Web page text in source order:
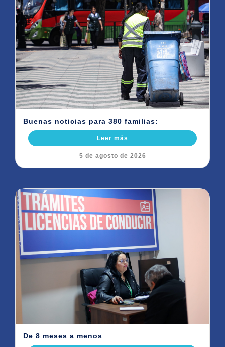
Buenas noticias para 380 familias:
Leer más
5 de agosto de 2026
De 8 meses a menos